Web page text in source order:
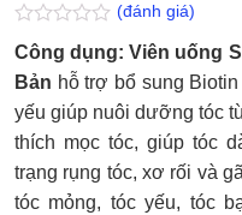
Được
xếp
hạng
0.0
5
sao
(đánh giá)
Công dụng: Viên uống
Bản hỗ trợ bổ sung
yếu giúp nuôi dưỡng tóc
thích mọc tóc, giúp tóc
trạng rụng tóc, xơ rối và
tóc mỏng, tóc yếu, tóc